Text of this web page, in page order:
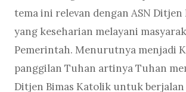
tema ini relevan dengan ASN
yang keseharian melayani
Pemerintah. Menurutnya menjadi
panggilan Tuhan artinya Tuhan
Ditjen Bimas Katolik untuk berjalan